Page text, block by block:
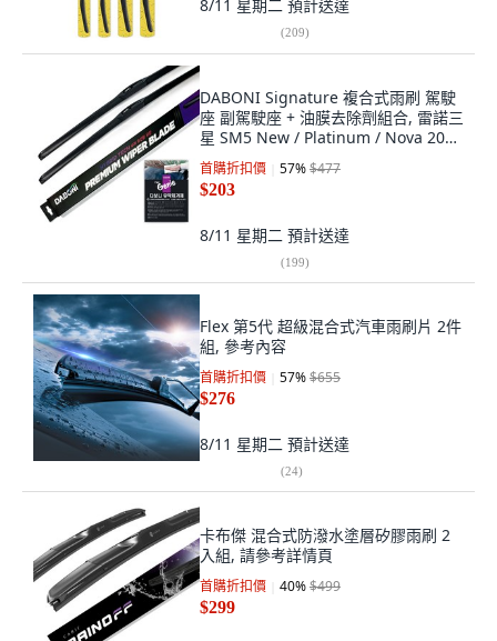
8/11 星期二 預計送達
(209)
DABONI Signature 複合式雨刷 駕駛
座 副駕駛座 + 油膜去除劑組合, 雷諾三
星 SM5 New / Platinum / Nova 2010
年後
首購折扣價 57%$477
$203
8/11 星期二 預計送達
(199)
Flex 第5代 超級混合式汽車雨刷片 2件
組, 參考內容
首購折扣價 57%$655
$276
8/11 星期二 預計送達
(24)
卡布傑 混合式防潑水塗層矽膠雨刷 2
入組, 請參考詳情頁
首購折扣價 40%$499
$299